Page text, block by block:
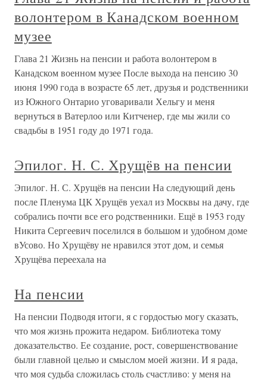
волонтером в Канадском военном
музее
Глава 21 Жизнь на пенсии и работа волонтером в
Канадском военном музее После выхода на пенсию 30
июня 1990 года в возрасте 65 лет, друзья и родственники
из Южного Онтарио уговаривали Хельгу и меня
вернуться в Ватерлоо или Китченер, где мы жили со
свадьбы в 1951 году до 1971 года.
Эпилог. Н. С. Хрущёв на пенсии
Эпилог. Н. С. Хрущёв на пенсии На следующий день
после Пленума ЦК Хрущёв уехал из Москвы на дачу, где
собрались почти все его родственники. Ещё в 1953 году
Никита Сергеевич поселился в большом и удобном доме
вУсово. Но Хрущёву не нравился этот дом, и семья
Хрущёва переехала на
На пенсии
На пенсии Подводя итоги, я с гордостью могу сказать,
что моя жизнь прожита недаром. Библиотека тому
доказательство. Ее создание, рост, совершенствование
были главной целью и смыслом моей жизни. И я рада,
что моя судьба сложилась столь счастливо: у меня на